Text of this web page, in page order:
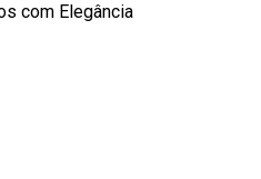
com Elegância